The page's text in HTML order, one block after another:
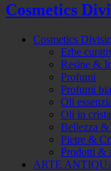
Cosmetics
Cosmetics
Erbe
Resine &
Profumi
Profumi
Oli
Oli in
Bellezza &
Pietre &
Prodotti &
ARTE